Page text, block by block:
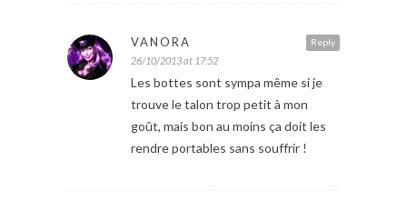
Reply
VANORA
26/10/2013 at 17:52
Les bottes sont sympa même si je
trouve le talon trop petit à mon
goût, mais bon au moins ça doit les
rendre portables sans souffrir !